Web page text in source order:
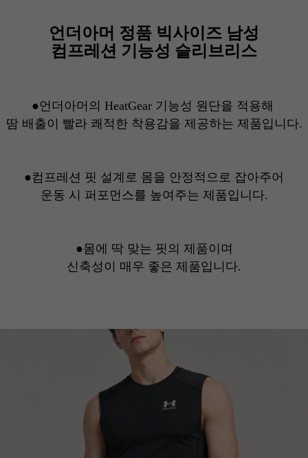
언더아머 정품 빅사이즈 남성
컴프레션 기능성 슬리브리스
●언더아머의 HeatGear 기능성 원단을 적용해
땀 배출이 빨라 쾌적한 착용감을 제공하는 제품입니다.
●컴프레션 핏 설계 로 몸을 안정적으로 잡아주어
운동 시 퍼포먼스를 높여주는 제품입니다.
●몸에 딱 맞는 핏의 제품이며
신축성이 매우 좋은 제품입니다.